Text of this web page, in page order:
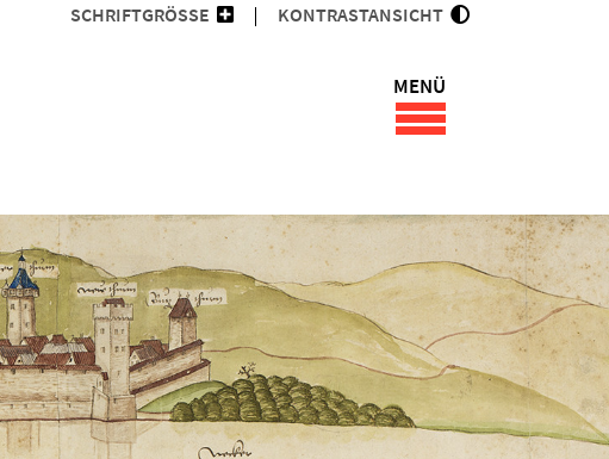
SCHRIFTGRÖSSE KONTRASTANSICHT
MENÜ